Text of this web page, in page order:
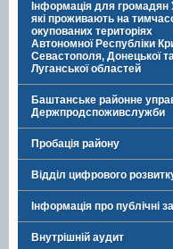
Інформація для громадян
які проживають на
окупованих територіях
Автономної Республіки
Севастополя, Донецької
Луганської областей
Баштанське районне
Держпродспоживслужби
Пробація району
Відділ цифрового
Інформація про публічні
Внутрішній аудит